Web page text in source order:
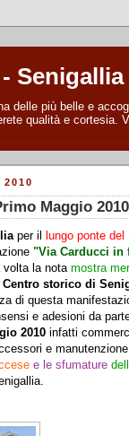
Senigallia
delle più belle e
qualità e cortesia.
2010
Maggio
per il
lungo ponte
"Via Carducci in
volta la nota mostra
storico di
di questa
e adesioni da
2010 infatti
e
e le sfumature